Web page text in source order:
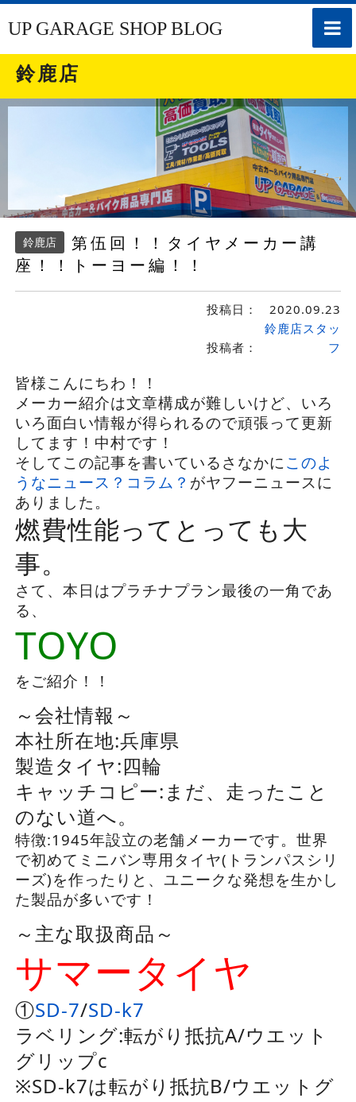
toggle
UP GARAGE SHOP BLOG
鈴鹿店
鈴鹿店
第伍回！！タイヤメーカー講
座！！トーヨー編！！
投稿日： 2020.09.23
投稿者：
鈴鹿店スタッ
フ
皆様こんにちわ！！
メーカー紹介は文章構成が難しいけど、いろ
いろ面白い情報が得られるので頑張って更新
してます！中村です！
そしてこの記事を書いているさなかにこのよ
うなニュース？コラム？ がヤフーニュースに
ありました。
燃費性能ってとっても大
事。
さて、本日はプラチナプラン最後の一角であ
る、
TOYO
をご紹介！！
～会社情報～
本社所在地:兵庫県
製造タイヤ:四輪
キャッチコピー:まだ、走ったこと
のない道へ。
特徴:1945年設立の老舗メーカーです。世界
で初めてミニバン専用タイヤ(トランパスシリ
ーズ)を作ったりと、ユニークな発想を生かし
た製品が多いです！
～主な取扱商品～
サマータイヤ
①SD-7/SD-k7
ラベリング:転がり抵抗A/ウエット
グリップc
※SD-k7は転がり抵抗B/ウエットグ